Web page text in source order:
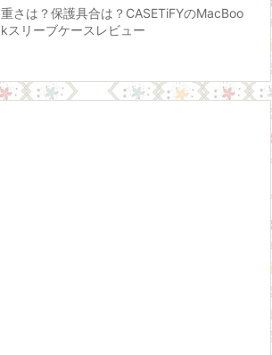
重さは？保護具合は？CASETiFYのMacBoo
kスリーブケースレビュー